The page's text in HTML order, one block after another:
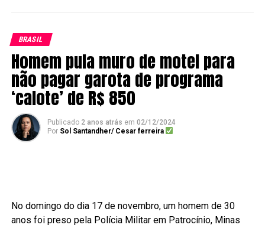
BRASIL
Homem pula muro de motel para
não pagar garota de programa
‘calote’ de R$ 850
Publicado 2 anos atrás em 02/12/2024
Por Sol Santandher/ Cesar ferreira
No domingo do dia 17 de novembro, um homem de 30
anos foi preso pela Polícia Militar em Patrocínio, Minas